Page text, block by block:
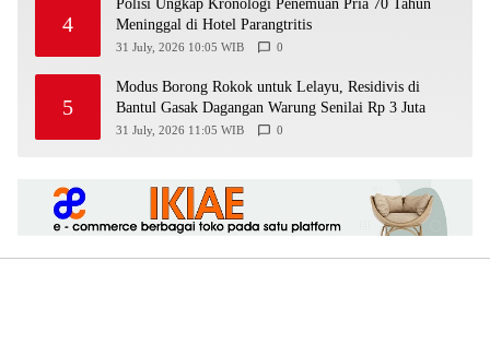
4
Polisi Ungkap Kronologi Penemuan Pria 70 Tahun
Meninggal di Hotel Parangtritis
31 July, 2026 10:05 WIB 0
5
Modus Borong Rokok untuk Lelayu, Residivis di
Bantul Gasak Dagangan Warung Senilai Rp 3 Juta
31 July, 2026 11:05 WIB 0